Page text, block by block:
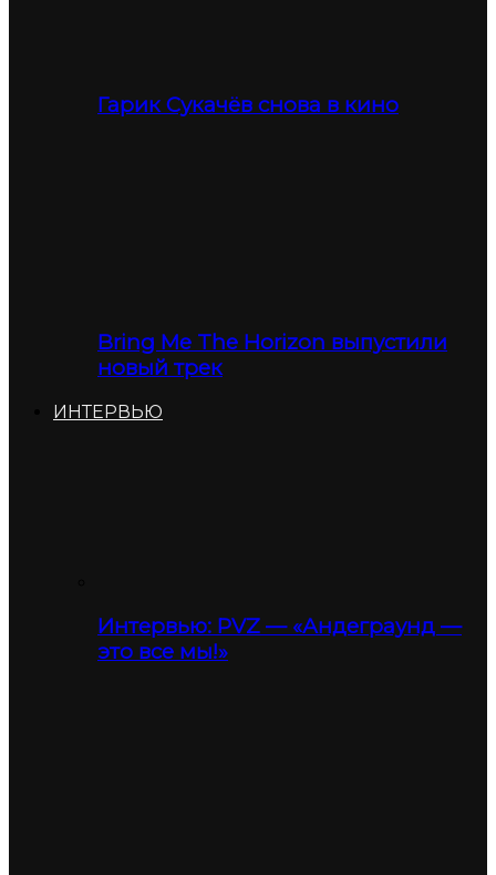
Гарик Сукачёв снова в кино
Bring Me The Horizon выпустили
новый трек
ИНТЕРВЬЮ
Интервью: PVZ — «Андеграунд —
это все мы!»